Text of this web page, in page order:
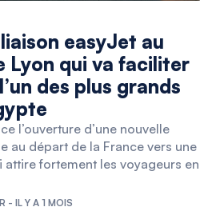
easyJet au
Lyon qui va faciliter
des plus grands
l’ouverture d’une nouvelle
au départ de la France vers une
attire fortement les voyageurs en
- IL Y A 1 MOIS